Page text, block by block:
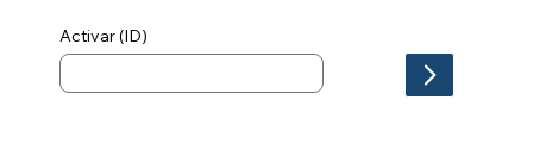
Activar (ID)